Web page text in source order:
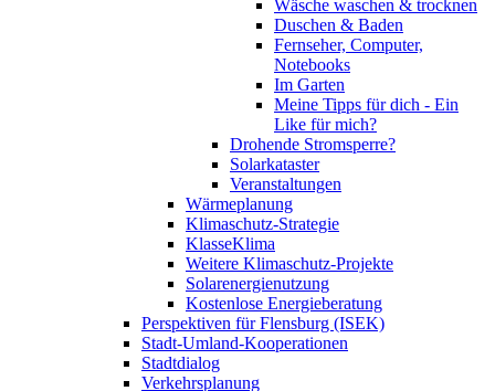
Wäsche waschen & trocknen
Duschen & Baden
Fernseher, Computer,
Notebooks
Im Garten
Meine Tipps für dich - Ein
Like für mich?
Drohende Stromsperre?
Solarkataster
Veranstaltungen
Wärmeplanung
Klimaschutz-Strategie
KlasseKlima
Weitere Klimaschutz-Projekte
Solarenergienutzung
Kostenlose Energieberatung
Perspektiven für Flensburg (ISEK)
Stadt-Umland-Kooperationen
Stadtdialog
Verkehrsplanung